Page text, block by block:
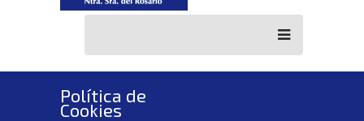
Política de
Cookies